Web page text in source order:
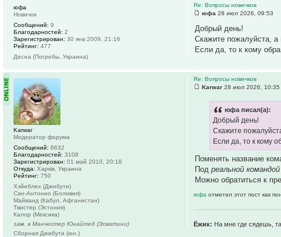
Re: Вопросы новичков
юфа 28 июл 2026, 09:53
Добрый день!
Скажите пожалуйста,
Если да, то к кому
юфа
Новичок
Сообщений: 9
Благодарностей: 2
Зарегистрирован: 30 янв 2009, 21:16
Рейтинг: 477
Десна (Погребы, Украина)
Re: Вопросы новичков
Karwar 28 июл 2026, 10:35
юфа писал(а):
Добрый день!
Скажите
Если да, то к кому
Поменять название
Подреальной командой
Можно обратиться к
юфаотметил этот пост как
Ёжик: На мне где сядешь,
Karwar
Модератор форума
Сообщений: 6632
Благодарностей: 3108
Зарегистрирован: 01 май 2010, 20:18
Откуда: Харків, Украина
Рейтинг: 750
Хэйеблех (Джибути)
Сан-Антонио (Боливия)
Майванд (Кабул, Афганистан)
Твистер (Эстония)
Калор (Мексика)
зам. в Манчестер Юнайтед (Эсватини)
Сборная Джибути (юн.)